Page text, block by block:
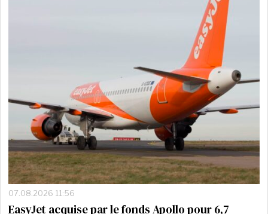
07.08.2026 11:56
EasyJet acquise par le fonds Apollo pour 6,7